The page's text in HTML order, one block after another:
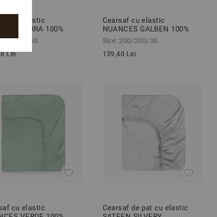
cu elastic
TERRA 100%
ranforce 180/200/30
200/30
Lei
Cearsaf cu elastic
NUANCES GALBEN 100%
bumbac ranforce 200/200/30
Size: 200/200/30
139,40 Lei
cu elastic
Cearsaf de pat cu elastic